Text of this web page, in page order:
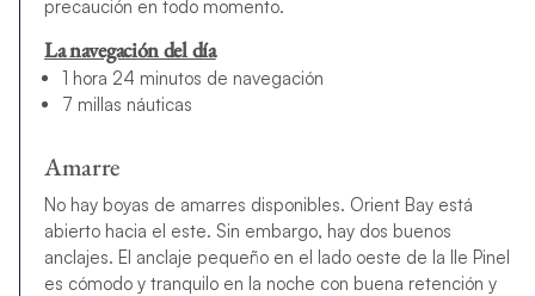
precaución en todo momento.
La navegación del día
1 hora 24 minutos de navegación
7 millas náuticas
Amarre
No hay boyas de amarres disponibles. Orient Bay está
abierto hacia el este. Sin embargo, hay dos buenos
anclajes. El anclaje pequeño en el lado oeste de la Ile Pinel
es cómodo y tranquilo en la noche con buena retención y